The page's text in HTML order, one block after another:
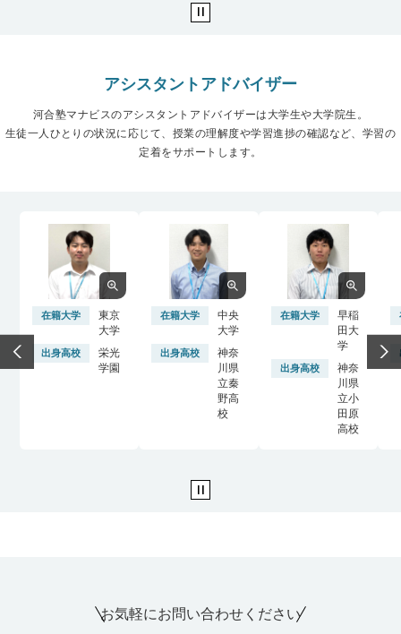
アシスタントアドバイザー
河合塾マナビスのアシスタントアドバイザーは大学生や大学院生。
生徒一人ひとりの状況に応じて、授業の理解度や学習進捗の確認など、学習の
定着をサポートします。
在籍大学
東京
大学
出身高校
栄光
学園
在籍大学
中央
大学
出身高校
神奈
川県
立秦
野高
校
在籍大学
早稲
田大
学
出身高校
神奈
川県
立小
田原
高校
お気軽にお問い合わせください